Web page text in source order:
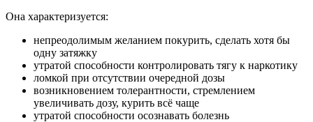
Она характеризуется:
непреодолимым желанием покурить, сделать хотя бы
одну затяжку
утратой способности контролировать тягу к наркотику
ломкой при отсутствии очередной дозы
возникновением толерантности, стремлением
увеличивать дозу, курить всё чаще
утратой способности осознавать болезнь